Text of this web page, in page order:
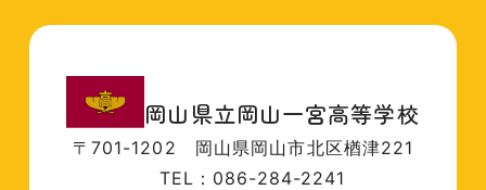
岡山県立岡山一宮高等学校
〒701-1202 岡山県岡山市北区楢津221
TEL：086-284-2241